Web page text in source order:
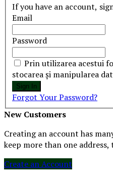
If you have an account,
Email
Password
Prin utilizarea acestui
stocarea și manipularea
Sign In
Forgot Your Password?
New Customers
Creating an account has
keep more than one
Create an Account